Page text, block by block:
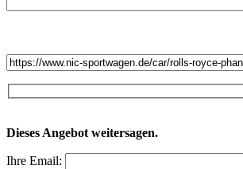
Dieses Angebot weitersagen.
Ihre Email: